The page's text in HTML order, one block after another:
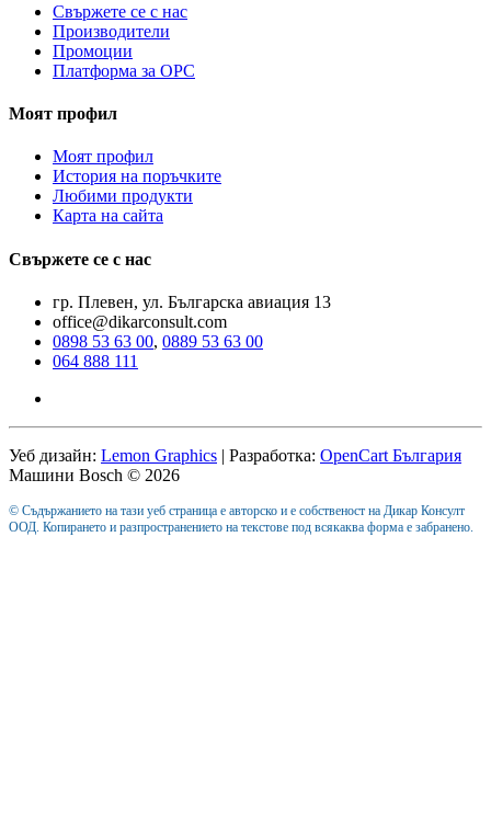
Свържете се с нас
Производители
Промоции
Платформа за ОРС
Моят профил
Моят профил
История на поръчките
Любими продукти
Карта на сайта
Свържете се с нас
гр. Плевен, ул. Българска авиация 13
office@dikarconsult.com
0898 53 63 00, 0889 53 63 00
064 888 111
Уеб дизайн: Lemon Graphics | Разработка: OpenCart България
Машини Bosch © 2026
© Съдържанието на тази уеб страница е авторско и е собственост на Дикар Консулт
ООД. Копирането и разпространението на текстове под всякаква форма е забранено.